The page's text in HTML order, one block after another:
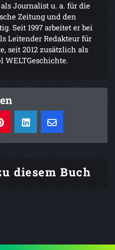
Journalist u. a. für die
Zeitung und den
Seit 1997 arbeitet er bei
Leitender Redakteur für
seit 2012 zusätzlich als
WELTGeschichte.
diesem Buch